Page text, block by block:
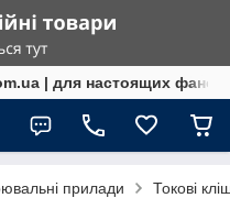
| для настоящих фанов!
прилади Токові